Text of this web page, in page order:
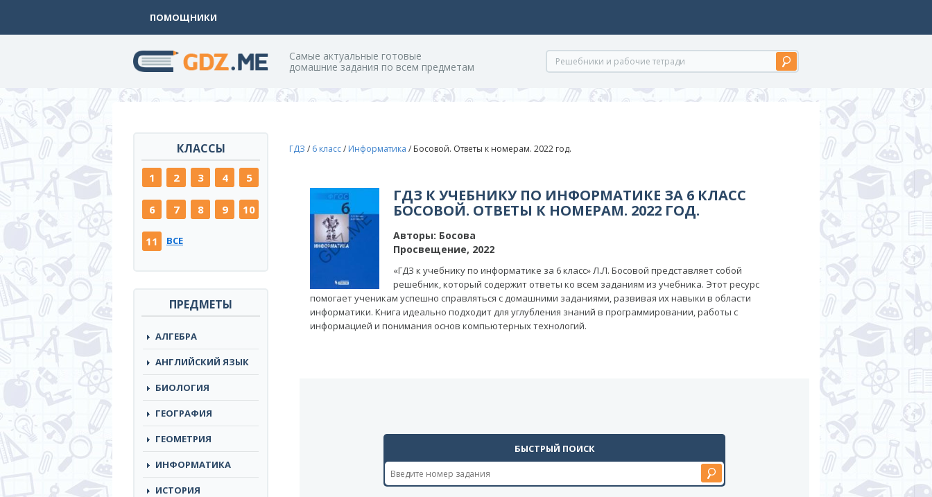
ПОМОЩНИКИ
Cамые актуальные готовые
домашние задания по всем предметам
КЛАССЫ
1 2 3 4 5
6 7 8 9 10
11 ВСЕ
ПРЕДМЕТЫ
АЛГЕБРА
АНГЛИЙСКИЙ ЯЗЫК
БИОЛОГИЯ
ГЕОГРАФИЯ
ГЕОМЕТРИЯ
ИНФОРМАТИКА
ИСТОРИЯ
ГДЗ / 6 класс/ Информатика / Босовой. Ответы к номерам. 2022 год.
ГДЗ К УЧЕБНИКУ ПО ИНФОРМАТИКЕ ЗА 6 КЛАСС
БОСОВОЙ. ОТВЕТЫ К НОМЕРАМ. 2022 ГОД.
Авторы: Босова
Просвещение, 2022
«ГДЗ к учебнику по информатике за 6 класс» Л.Л. Босовой представляет собой
решебник, который содержит ответы ко всем заданиям из учебника. Этот ресурс
помогает ученикам успешно справляться с домашними заданиями, развивая их навыки в области
информатики. Книга идеально подходит для углубления знаний в программировании, работы с
информацией и понимания основ компьютерных технологий.
БЫСТРЫЙ ПОИСК